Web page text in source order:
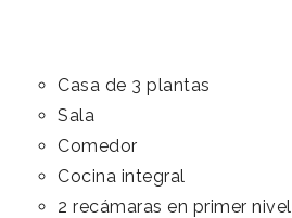
Casa de 3 plantas
Sala
Comedor
Cocina integral
2 recámaras en primer nivel